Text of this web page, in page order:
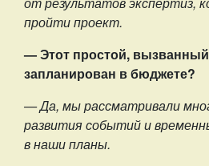
пройти проект.
— Этот простой,
запланирован в бюджете?
— Да, мы рассматривали
развития событий и
в наши планы.